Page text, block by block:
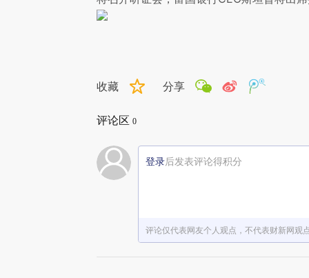
收藏 分享
评论区 0
登录后发表评论得积分
评论仅代表网友个人观点，不代表财新网观